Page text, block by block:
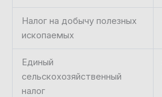
Налог на добычу полезных
ископаемых
Единый
сельскохозяйственный
налог